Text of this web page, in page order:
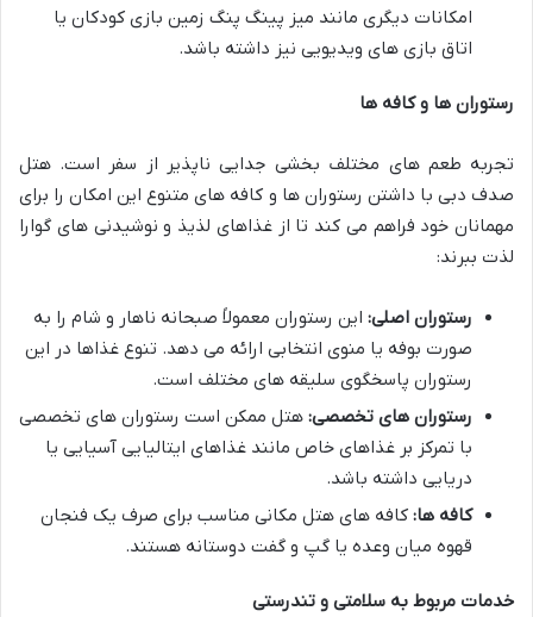
امکانات دیگری مانند میز پینگ پنگ زمین بازی کودکان یا
اتاق بازی های ویدیویی نیز داشته باشد.
رستوران ها و کافه ها
تجربه طعم های مختلف بخشی جدایی ناپذیر از سفر است. هتل
صدف دبی با داشتن رستوران ها و کافه های متنوع این امکان را برای
مهمانان خود فراهم می کند تا از غذاهای لذیذ و نوشیدنی های گوارا
لذت ببرند:
رستوران اصلی: این رستوران معمولاً صبحانه ناهار و شام را به
صورت بوفه یا منوی انتخابی ارائه می دهد. تنوع غذاها در این
رستوران پاسخگوی سلیقه های مختلف است.
رستوران های تخصصی: هتل ممکن است رستوران های تخصصی
با تمرکز بر غذاهای خاص مانند غذاهای ایتالیایی آسیایی یا
دریایی داشته باشد.
کافه ها: کافه های هتل مکانی مناسب برای صرف یک فنجان
قهوه میان وعده یا گپ و گفت دوستانه هستند.
خدمات مربوط به سلامتی و تندرستی